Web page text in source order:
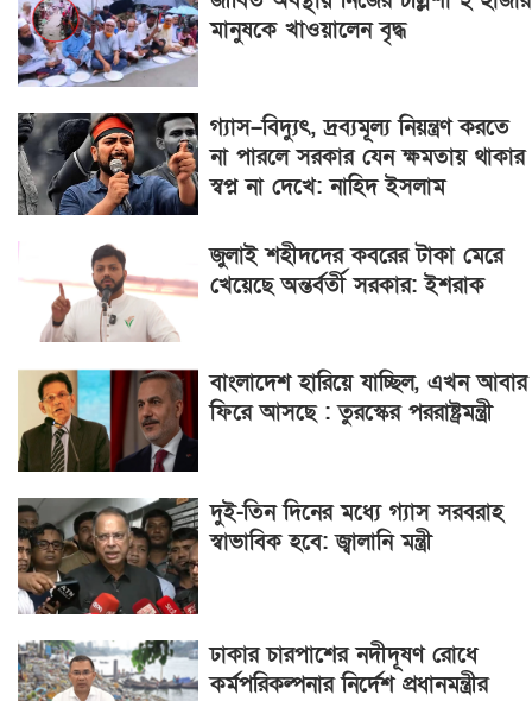
মানুষকে খাওয়ালেন বৃদ্ধ
গ্যাস–বিদ্যুৎ, দ্রব্যমূল্য নিয়ন্ত্রণ করতে
না পারলে সরকার যেন ক্ষমতায় থাকার
স্বপ্ন না দেখে: নাহিদ ইসলাম
জুলাই শহীদদের কবরের টাকা মেরে
খেয়েছে অন্তর্বর্তী সরকার: ইশরাক
বাংলাদেশ হারিয়ে যাচ্ছিল, এখন আবার
ফিরে আসছে : তুরস্কের পররাষ্ট্রমন্ত্রী
দুই-তিন দিনের মধ্যে গ্যাস সরবরাহ
স্বাভাবিক হবে: জ্বালানি মন্ত্রী
ঢাকার চারপাশের নদীদূষণ রোধে
কর্মপরিকল্পনার নির্দেশ প্রধানমন্ত্রীর